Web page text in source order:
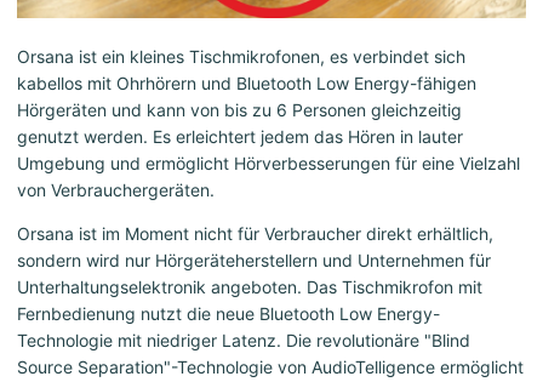
Orsana ist ein kleines Tischmikrofonen, es verbindet sich
kabellos mit Ohrhörern und Bluetooth Low Energy-fähigen
Hörgeräten und kann von bis zu 6 Personen gleichzeitig
genutzt werden. Es erleichtert jedem das Hören in lauter
Umgebung und ermöglicht Hörverbesserungen für eine Vielzahl
von Verbrauchergeräten.
Orsana ist im Moment nicht für Verbraucher direkt erhältlich,
sondern wird nur Hörgeräteherstellern und Unternehmen für
Unterhaltungselektronik angeboten. Das Tischmikrofon mit
Fernbedienung nutzt die neue Bluetooth Low Energy-
Technologie mit niedriger Latenz. Die revolutionäre "Blind
Source Separation"-Technologie von AudioTelligence ermöglicht